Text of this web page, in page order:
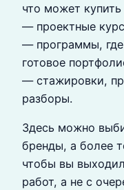
что может
— проектные
— программы, где
готовое
— стажировки,
разборы.
Здесь можно
бренды, а более
чтобы вы
работ, а не c